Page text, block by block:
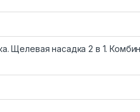
Щелевая насадка 2 в 1.